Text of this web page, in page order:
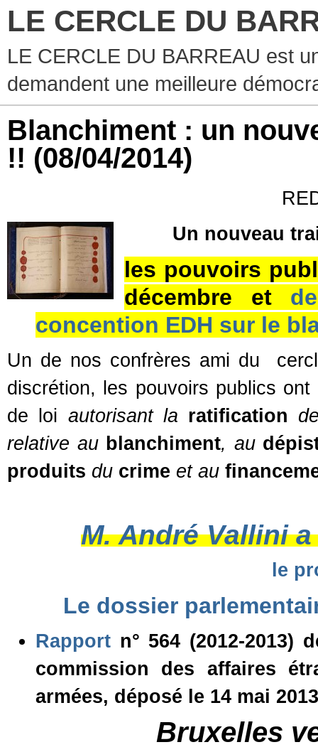
LE CERCLE DU
LE CERCLE DU BARREAU est
demandent une meilleure
Blanchiment : un
!! (08/04/2014)
Un nouveau
les pouvoirs
décembre et
concention EDH sur le
Un de nos confrères ami du
discrétion, les pouvoirs publics
de loi autorisant la ratification
relative au blanchiment, au
produits du crime et au
M. André Vallini
le
Le dossier
Rapport n° 564 (2012-2013)
commission des affaires
armées, déposé le 14 mai 2013
Bruxelles